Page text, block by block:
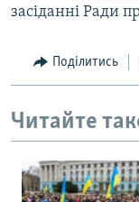
засіданні Ради
Поділитись
Читайте